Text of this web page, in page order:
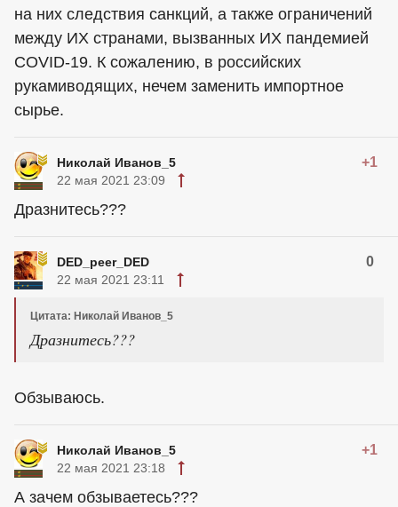
на них следствия санкций, а также ограничений
между ИХ странами, вызванных ИХ пандемией
COVID-19. К сожалению, в российских
рукамиводящих, нечем заменить импортное
сырье.
Николай Иванов_5 +1
22 мая 2021 23:09
Дразнитесь???
DED_peer_DED 0
22 мая 2021 23:11
Цитата: Николай Иванов_5
Дразнитесь???
Обзываюсь.
Николай Иванов_5 +1
22 мая 2021 23:18
А зачем обзываетесь???